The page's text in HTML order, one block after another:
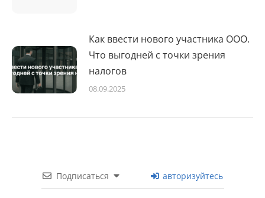
Как ввести нового участника ООО.
Что выгодней с точки зрения
налогов
08.09.2025
Подписаться авторизуйтесь